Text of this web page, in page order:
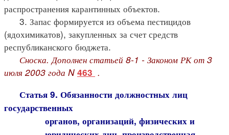
распространения карантинных объектов.
3. Запас формируется из объема пестицидов
(ядохимикатов), закупленных за счет средств
республиканского бюджета.
Сноска. Дополнен статьей 8-1 - Законом РК от 3
июля 2003 года N 463 .
Статья 9. Обязанности должностных лиц
государственных
органов, организаций, физических и